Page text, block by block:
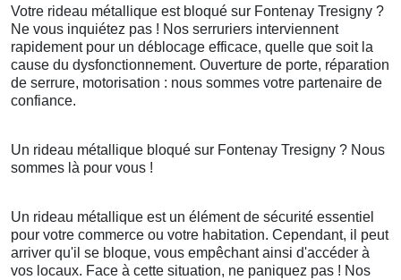
Votre rideau métallique est bloqué sur Fontenay Tresigny ?
Ne vous inquiétez pas ! Nos serruriers interviennent
rapidement pour un déblocage efficace, quelle que soit la
cause du dysfonctionnement. Ouverture de porte, réparation
de serrure, motorisation : nous sommes votre partenaire de
confiance.
Un rideau métallique bloqué sur Fontenay Tresigny ? Nous
sommes là pour vous !
Un rideau métallique est un élément de sécurité essentiel
pour votre commerce ou votre habitation. Cependant, il peut
arriver qu'il se bloque, vous empêchant ainsi d'accéder à
vos locaux. Face à cette situation, ne paniquez pas ! Nos